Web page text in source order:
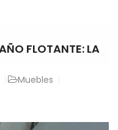
FLOTANTE: LA
Muebles